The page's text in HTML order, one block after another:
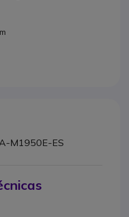
M1950E-ES